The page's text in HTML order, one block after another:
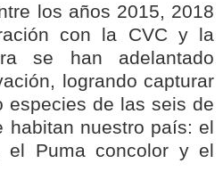
los años 2015, 2018
con la CVC y la
se han adelantado
logrando capturar
especies de las seis de
nuestro país: el
el Puma concolor y el